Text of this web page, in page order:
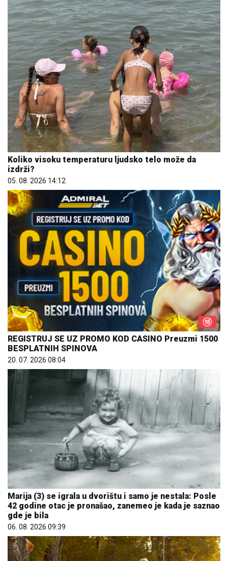
Koliko visoku temperaturu ljudsko telo može da
izdrži?
05. 08. 2026 14:12
REGISTRUJ SE UZ PROMO KOD CASINO Preuzmi 1500
BESPLATNIH SPINOVA
20. 07. 2026 08:04
Marija (3) se igrala u dvorištu i samo je nestala: Posle
42 godine otac je pronašao, zanemeo je kada je saznao
gde je bila
06. 08. 2026 09:39